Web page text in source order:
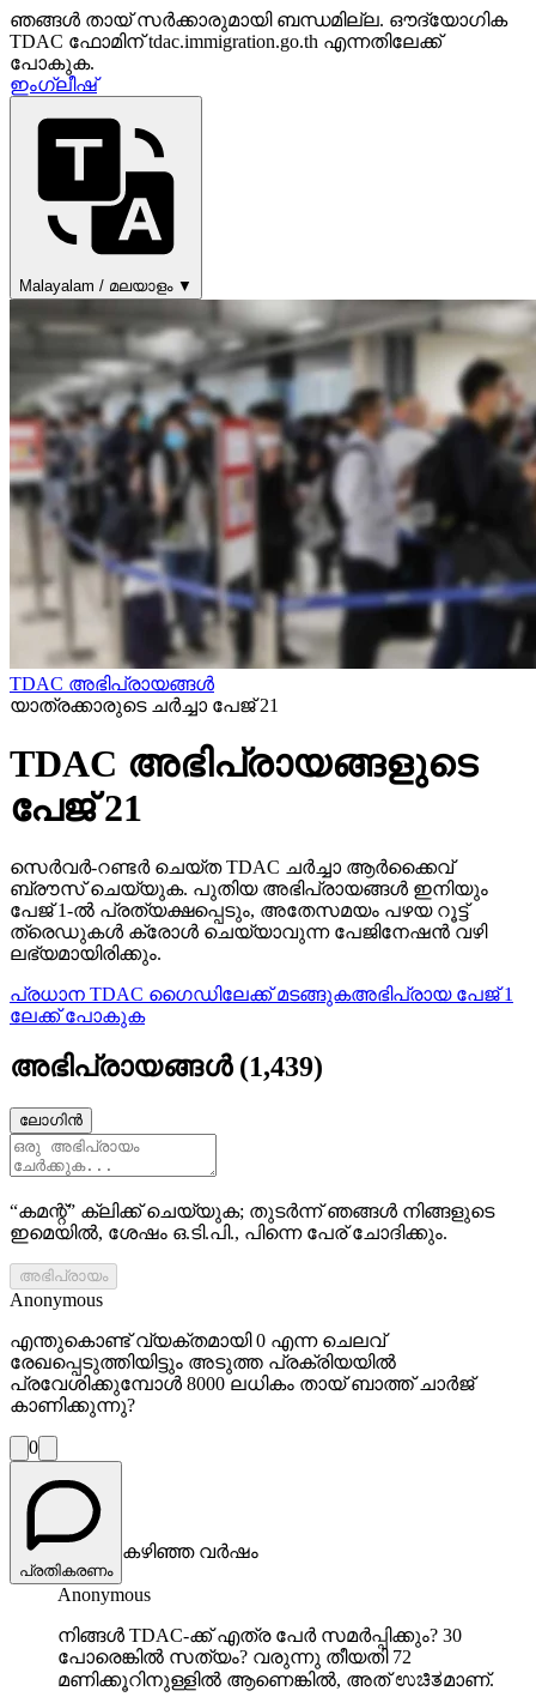
ഞങ്ങൾ തായ് സർക്കാരുമായി ബന്ധമില്ല. ഔദ്യോഗിക
TDAC ഫോമിന് tdac.immigration.go.th എന്നതിലേക്ക്
പോകുക.
ഇംഗ്ലീഷ്
Malayalam / മലയാളം ▼
TDAC അഭിപ്രായങ്ങൾ
യാത്രക്കാരുടെ ചര്‍ച്ചാ പേജ് 21
TDAC അഭിപ്രായങ്ങളുടെ
പേജ് 21
സെർവർ-റണ്ടർ ചെയ്‌ത TDAC ചർച്ചാ ആർക്കൈവ്
ബ്രൗസ് ചെയ്യുക. പുതിയ അഭിപ്രായങ്ങൾ ഇനിയും
പേജ് 1-ൽ പ്രത്യക്ഷപ്പെടും, അതേസമയം പഴയ റൂട്ട്
ത്രെഡുകൾ ക്രോൾ ചെയ്യാവുന്ന പേജിനേഷൻ വഴി
ലഭ്യമായിരിക്കും.
പ്രധാന TDAC ഗൈഡിലേക്ക് മടങ്ങുകഅഭിപ്രായ പേജ് 1
ലേക്ക് പോകുക
അഭിപ്രായങ്ങൾ(1,439)
ലോഗിൻ
“കമന്റ്” ക്ലിക്ക് ചെയ്യുക; തുടർന്ന് ഞങ്ങൾ നിങ്ങളുടെ
ഇമെയിൽ, ശേഷം ഒ.ടി.പി., പിന്നെ പേര് ചോദിക്കും.
അഭിപ്രായം
Anonymous
എന്തുകൊണ്ട് വ്യക്തമായി 0 എന്ന ചെലവ്
രേഖപ്പെടുത്തിയിട്ടും അടുത്ത പ്രക്രിയയിൽ
പ്രവേശിക്കുമ്പോൾ 8000 ലധികം തായ് ബാത്ത് ചാർജ്
കാണിക്കുന്നു?
0
പ്രതികരണം
കഴിഞ്ഞ വർഷം
Anonymous
നിങ്ങൾ TDAC-ക്ക് എത്ര പേർ സമർപ്പിക്കും? 30
പോരെങ്കിൽ സത്യം? വരുന്നു തീയതി 72
മണിക്കൂറിനുള്ളിൽ ആണെങ്കിൽ, അത് ಉಚಿತമാണ്.